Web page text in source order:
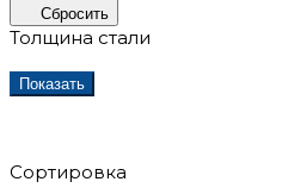
Сбросить
Толщина стали
Показать
Сортировка